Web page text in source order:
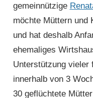
gemeinnützige
möchte Müttern und
und hat deshalb
ehemaliges
Unterstützung vieler
innerhalb von 3
30 geflüchtete